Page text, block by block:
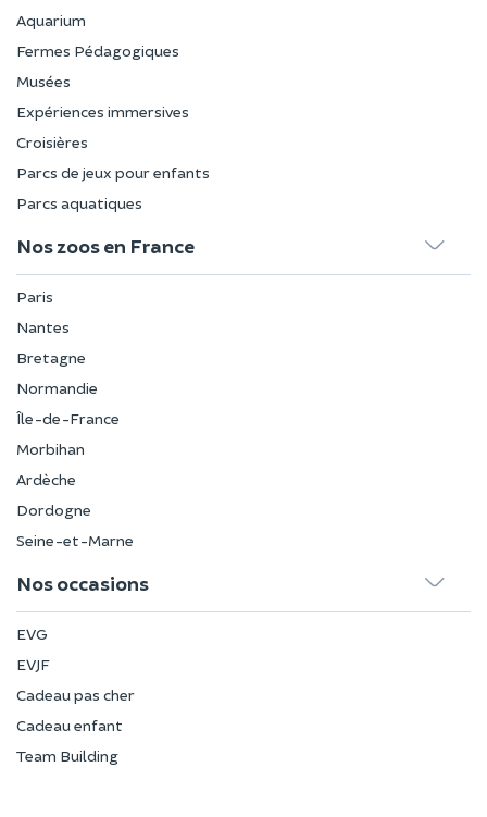
Aquarium
Fermes Pédagogiques
Musées
Expériences immersives
Croisières
Parcs de jeux pour enfants
Parcs aquatiques
Nos zoos en France
Paris
Nantes
Bretagne
Normandie
Île-de-France
Morbihan
Ardèche
Dordogne
Seine-et-Marne
Nos occasions
EVG
EVJF
Cadeau pas cher
Cadeau enfant
Team Building